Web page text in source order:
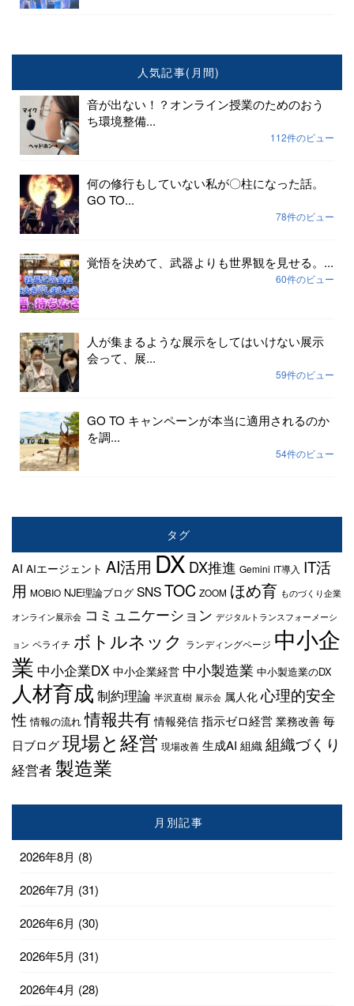
人気記事(月間)
音が出ない！？オンライン授業のためのおう
ち環境整備...
112件のビュー
何の修行もしていない私が〇柱になった話。
GO TO...
78件のビュー
覚悟を決めて、武器よりも世界観を見せる。...
60件のビュー
人が集まるような展示をしてはいけない展示
会って、展...
59件のビュー
GO TO キャンペーンが本当に適用されるのか
を調...
54件のビュー
タグ
AI AIエージェント AI活用 DXDX推進 Gemini IT導入 IT活
用 MOBIO NJE理論ブログ SNSTOC ZOOM ほめ育 ものづくり企業
オンライン展示会 コミュニケーション デジタルトランスフォーメーシ
ョン ペライチ ボトルネック ランディングページ 中小企
業 中小企業DX 中小企業経営 中小製造業 中小製造業のDX
人材育成 制約理論 半沢直樹 展示会 属人化 心理的安全
性 情報の流れ 情報共有 情報発信 指示ゼロ経営 業務改善 毎
日ブログ現場と経営 現場改善 生成AI 組織 組織づくり
経営者 製造業
月別記事
2026年8月 (8)
2026年7月 (31)
2026年6月 (30)
2026年5月 (31)
2026年4月 (28)